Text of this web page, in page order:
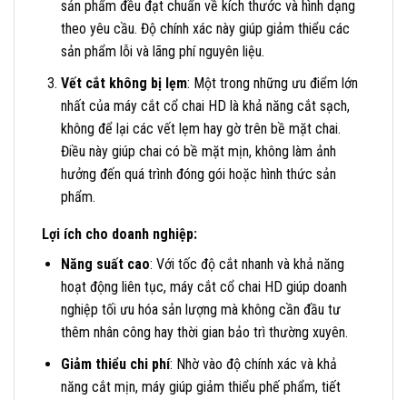
sản phẩm đều đạt chuẩn về kích thước và hình dạng
theo yêu cầu. Độ chính xác này giúp giảm thiểu các
sản phẩm lỗi và lãng phí nguyên liệu.
Vết cắt không bị lẹm: Một trong những ưu điểm lớn
nhất của máy cắt cổ chai HD là khả năng cắt sạch,
không để lại các vết lẹm hay gờ trên bề mặt chai.
Điều này giúp chai có bề mặt mịn, không làm ảnh
hưởng đến quá trình đóng gói hoặc hình thức sản
phẩm.
Lợi ích cho doanh nghiệp:
Năng suất cao: Với tốc độ cắt nhanh và khả năng
hoạt động liên tục, máy cắt cổ chai HD giúp doanh
nghiệp tối ưu hóa sản lượng mà không cần đầu tư
thêm nhân công hay thời gian bảo trì thường xuyên.
Giảm thiểu chi phí: Nhờ vào độ chính xác và khả
năng cắt mịn, máy giúp giảm thiểu phế phẩm, tiết